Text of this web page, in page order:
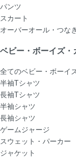
パンツ
スカート
オーバーオール・つな
ベビー・ボーイズ
全てのベビー・ボーイ
半袖Tシャツ
長袖Tシャツ
半袖シャツ
長袖シャツ
ゲームジャージ
スウェット・パーカー
ジャケット